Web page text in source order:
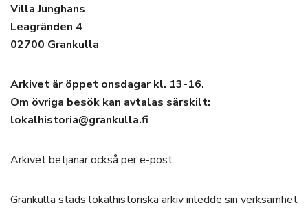
Villa Junghans
Leagränden 4
02700 Grankulla
Arkivet är öppet onsdagar kl. 13-16.
Om övriga besök kan avtalas särskilt:
lokalhistoria@grankulla.fi
Arkivet betjänar också per e-post.
Grankulla stads lokalhistoriska arkiv inledde sin verksamhet